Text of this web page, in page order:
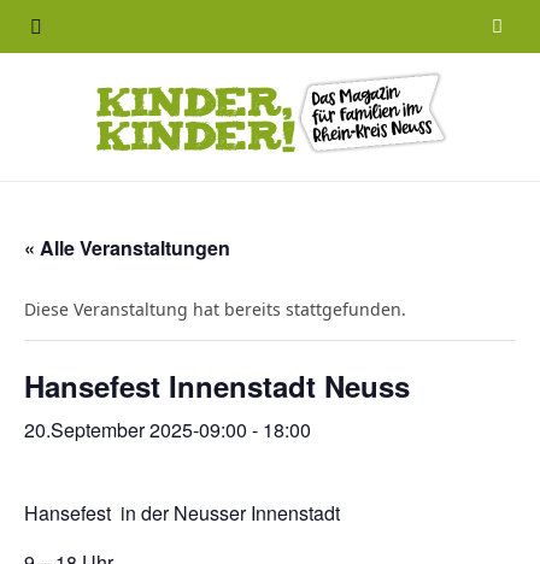
o
« Alle Veranstaltungen
Diese Veranstaltung hat bereits stattgefunden.
Hansefest Innenstadt Neuss
20.September 2025-09:00 - 18:00
Hansefest in der Neusser Innenstadt